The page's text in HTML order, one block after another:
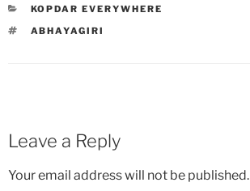
CATEGORIES
KOPDAR EVERYWHERE
TAGS
ABHAYAGIRI
Leave a Reply
Your email address will not be published.